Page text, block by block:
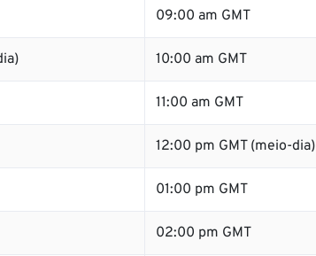
09:00 am GMT
10:00 am GMT
11:00 am GMT
12:00 pm GMT (meio-dia)
01:00 pm GMT
02:00 pm GMT